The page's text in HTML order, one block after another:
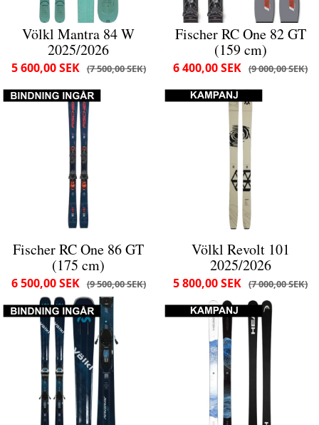
Völkl Mantra 84 W
2025/2026
7 500,00 SEK
5 600,00 SEK
Fischer RC One 82 GT
(159 cm)
9 000,00 SEK
6 400,00 SEK
Fischer RC One 86 GT
(175 cm)
9 500,00 SEK
6 500,00 SEK
Völkl Revolt 101
2025/2026
7 000,00 SEK
5 800,00 SEK